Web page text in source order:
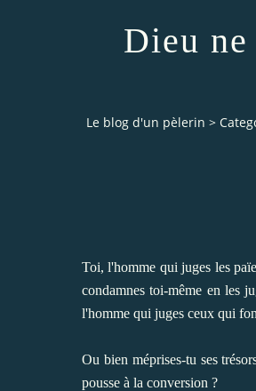
Dieu
Le blog d'un pèlerin >
Toi, l'homme qui juges les
condamnes toi-même en les
l'homme qui juges ceux qui
Ou bien méprises-tu ses
pousse à la conversion ?